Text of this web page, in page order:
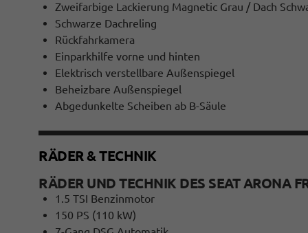
Zweifarbige Lackierung Magnetic Grau / Dach
Schwarze Dachreling
Rückfahrkamera
Einparkhilfe vorne und hinten
Elektrisch verstellbare Außenspiegel
Beheizbare Außenspiegel
Abgedunkelte Scheiben ab B-Säule
RÄDER & TECHNIK
RÄDER UND TECHNIK DES SEAT ARONA
1.5 TSI Benzinmotor
150 PS (110 kW)